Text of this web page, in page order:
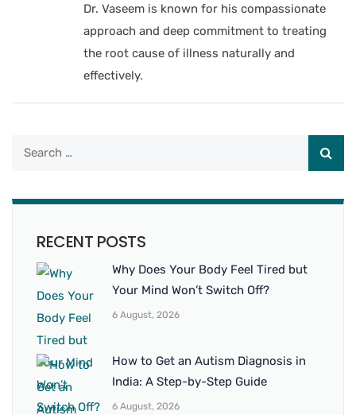
Dr. Vaseem is known for his compassionate
approach and deep commitment to treating
the root cause of illness naturally and
effectively.
RECENT POSTS
Why Does Your Body Feel Tired but
Your Mind Won’t Switch Off?
6 August, 2026
How to Get an Autism Diagnosis in
India: A Step-by-Step Guide
6 August, 2026